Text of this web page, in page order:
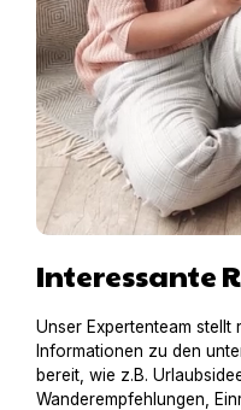
Interessante
Unser Expertenteam stellt
Informationen zu den
bereit, wie z.B.
Wanderempfehlungen,